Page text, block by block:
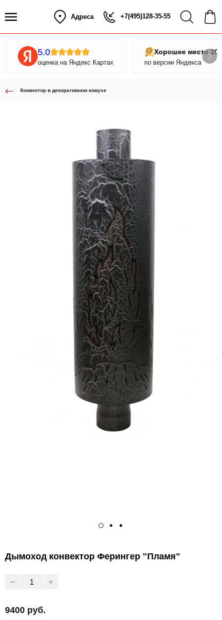
Адреса +7(495)128-35-55
5.0
оценка на Яндекс Картах
Хорошее место
по версии Яндекса
Конвектор в декоративном кожухе
Дымоход конвектор Ферингер "Пламя"
9400 руб.